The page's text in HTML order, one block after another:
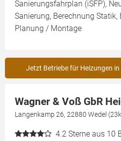
Sanierungsfahrplan (iSFP),
Sanierung, Berechnung
Planung / Montage
Jetzt Betriebe für Heizungen
Wagner & Voß GbR
Langenkamp 26, 22880 Wedel
4.2 Sterne aus 10